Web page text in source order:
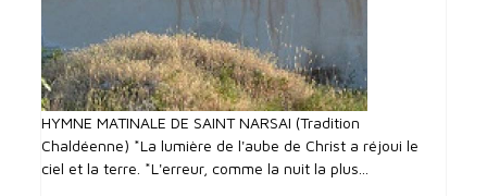
HYMNE MATINALE DE SAINT NARSAI (Tradition
Chaldéenne) *La lumière de l'aube de Christ a réjoui le
ciel et la terre. *L'erreur, comme la nuit la plus...